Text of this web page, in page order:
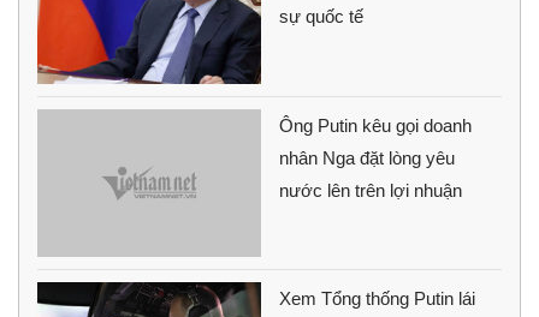
sự quốc tế
Ông Putin kêu gọi doanh
nhân Nga đặt lòng yêu
nước lên trên lợi nhuận
Xem Tổng thống Putin lái